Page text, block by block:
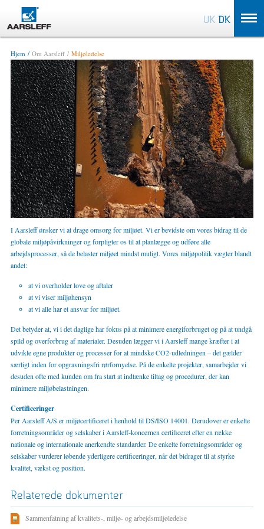
Hjem Om Aarsleff Miljøledelse
I Aarsleff ønsker vi at drage omsorg for miljøet. Vi er bevidste om vores bidrag til de
globale miljøpåvirkninger og forpligter os til at planlægge og udføre alle
arbejdsprocesser, så de belaster miljøet mindst muligt. Vores miljøpolitik vægter blandt
andet:
at vi overholder love og aftaler
at vi viser miljøhensyn
at vi alle har et ansvar for miljøet.
Det betyder at, vi i det daglige har fokus på at minimere energiforbruget og på at undgå
spild og overforbrug af materialer. Desuden lægger vi i Aarsleff mange kræfter i at
udvikle egne produkter og processer for at mindske CO2-udledningen – det gælder
særligt inden for opgravningsfri rørfornyelse. På de enkelte projekter, samarbejder vi
desuden ofte med kunden om fra start at indtænke tiltag og procedurer, der kan
minimere miljøbelastningen.
Certificeringer
Per Aarsleff A/S er miljøcertificeret i henhold til DS/ISO 14001. Derudover er enkelte
forretningsområder og selskaber i Aarsleff-koncernen certificeret efter en række
nationale og internationale anerkendte standarder. De enkelte forretningsområder og
selskaber vurderer løbende yderligere certificeringer, når det bidrager til at styrke
kvalitet, vækst og position.
Relaterede dokumenter
Sammenfatning af kvalitets-, miljø- og arbejdsmiljøledelse